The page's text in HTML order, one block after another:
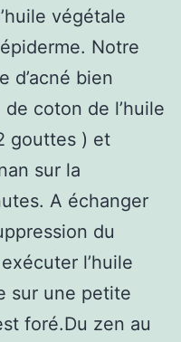
végétale
Notre
d’acné bien
coton de l’huile
gouttes ) et
sur la
A échanger
du
l’huile
sur une petite
foré.Du zen au